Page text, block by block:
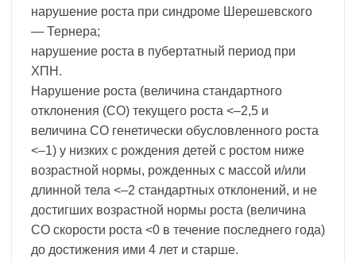
нарушение роста при синдроме Шерешевского
— Тернера;
нарушение роста в пубертатный период при
ХПН.
Нарушение роста (величина стандартного
отклонения (СО) текущего роста <–2,5 и
величина СО генетически обусловленного роста
<–1) у низких с рождения детей с ростом ниже
возрастной нормы, рожденных с массой и/или
длинной тела <–2 стандартных отклонений, и не
достигших возрастной нормы роста (величина
СО скорости роста <0 в течение последнего года)
до достижения ими 4 лет и старше.